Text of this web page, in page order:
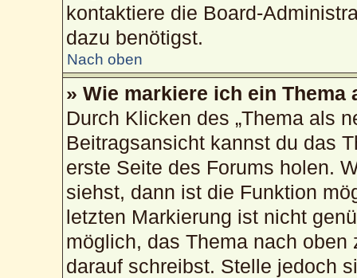
kontaktiere die Board-
dazu benötigst.
Nach oben
» Wie markiere ich ein Thema
Durch Klicken des „Thema als
Beitragsansicht kannst du das
erste Seite des Forums holen.
siehst, dann ist die Funktion
letzten Markierung ist nicht
möglich, das Thema nach
darauf schreibst. Stelle jedoch